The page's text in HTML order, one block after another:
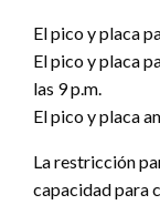
El pico y placa
El pico y placa
las 9 p.m.
El pico y placa
La restricción
capacidad para